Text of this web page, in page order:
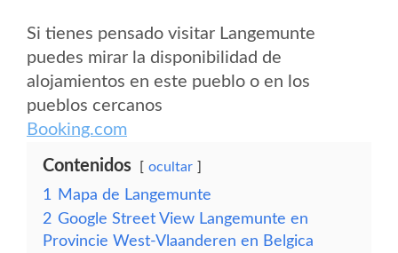
Si tienes pensado visitar Langemunte
puedes mirar la disponibilidad de
alojamientos en este pueblo o en los
pueblos cercanos
Booking.com
Contenidos ocultar
1
Mapa de Langemunte
2 Google Street View Langemunte en
Provincie West-Vlaanderen en Belgica